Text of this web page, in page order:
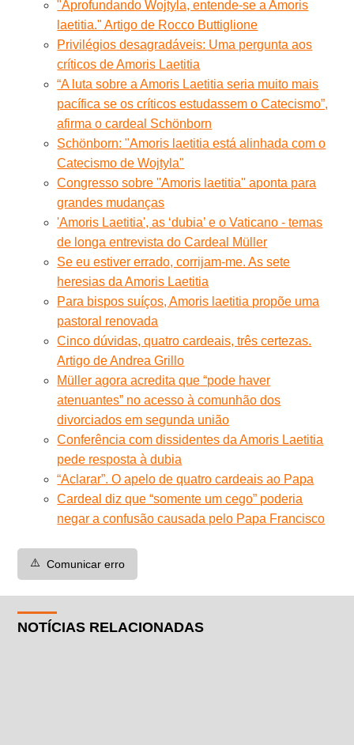
"Aprofundando Wojtyla, entende-se a Amoris
laetitia." Artigo de Rocco Buttiglione
Privilégios desagradáveis: Uma pergunta aos
críticos de Amoris Laetitia
“A luta sobre a Amoris Laetitia seria muito mais
pacífica se os críticos estudassem o Catecismo”,
afirma o cardeal Schönborn
Schönborn: "Amoris laetitia está alinhada com o
Catecismo de Wojtyla"
Congresso sobre ''Amoris laetitia'' aponta para
grandes mudanças
'Amoris Laetitia', as ‘dubia’ e o Vaticano - temas
de longa entrevista do Cardeal Müller
Se eu estiver errado, corrijam-me. As sete
heresias da Amoris Laetitia
Para bispos suíços, Amoris laetitia propõe uma
pastoral renovada
Cinco dúvidas, quatro cardeais, três certezas.
Artigo de Andrea Grillo
Müller agora acredita que “pode haver
atenuantes” no acesso à comunhão dos
divorciados em segunda união
Conferência com dissidentes da Amoris Laetitia
pede resposta à dubia
“Aclarar”. O apelo de quatro cardeais ao Papa
Cardeal diz que “somente um cego” poderia
negar a confusão causada pelo Papa Francisco
⚠️ Comunicar erro
NOTÍCIAS RELACIONADAS